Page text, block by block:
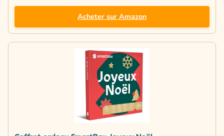
Acheter sur Amazon